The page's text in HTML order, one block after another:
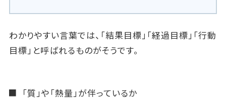
わかりやすい言葉では、「結果目標」「経過目標」「行動
目標」と呼ばれるものがそうです。
「質」や「熱量」が伴っているか